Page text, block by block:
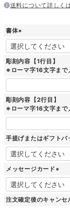
送料について詳しく
書体
(
必
須
彫刻内容【1行目】
※ローマ字16文字まで
彫刻内容【2行目】
※ローマ字16文字まで
手提げまたはギフトバ
メッセージカード
(
必
須
注文確定後のキャンセ